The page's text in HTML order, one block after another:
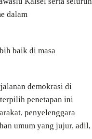
dalam
baik di masa
demokrasi di
penetapan ini
penyelenggara
umum yang jujur, adil,